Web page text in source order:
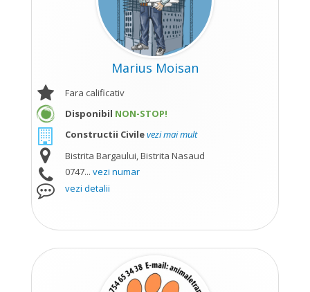
Marius Moisan
Fara calificativ
Disponibil NON-STOP!
Constructii Civilevezi mai mult
Bistrita Bargaului, Bistrita Nasaud
0747... vezi numar
vezi detalii